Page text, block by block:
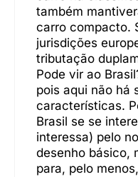
também
carro compacto.
jurisdições
tributação
Pode vir ao
pois aqui não há
características.
Brasil se se
interessa) pelo
desenho básico,
para, pelo